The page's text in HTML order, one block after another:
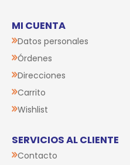
MI CUENTA
Datos personales
Órdenes
Direcciones
Carrito
Wishlist
SERVICIOS AL CLIENTE
Contacto